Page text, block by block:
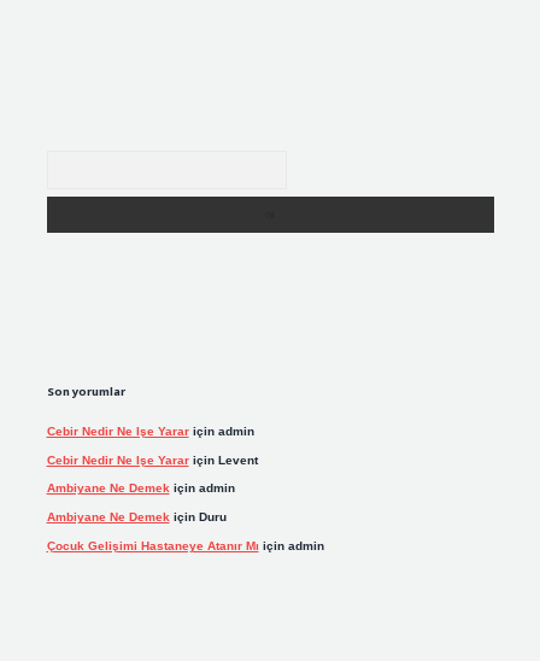
Son yorumlar
Cebir Nedir Ne Işe Yarariçin admin
Cebir Nedir Ne Işe Yarariçin Levent
Ambiyane Ne Demekiçin admin
Ambiyane Ne Demek için Duru
Çocuk Gelişimi Hastaneye Atanır Mı için admin